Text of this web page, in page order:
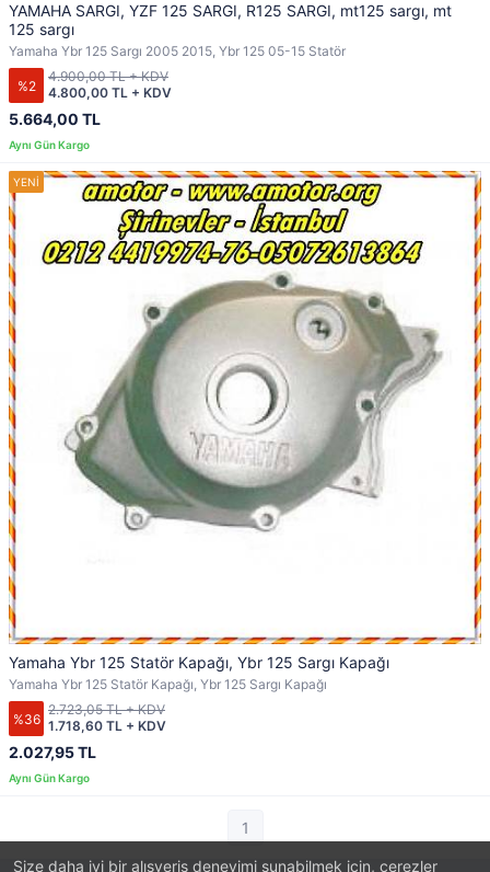
Size daha iyi bir alışveriş deneyimi sunabilmek için, çerezler
YAMAHA SARGI, YZF 125 SARGI, R125 SARGI, mt125 sargı, mt
125 sargı
Yamaha Ybr 125 Sargı 2005 2015, Ybr 125 05-15 Statör
%2
5.664,00 TL
4.800,00 TL + KDV
4.900,00 TL + KDV
Yamaha Ybr 125 Statör Kapağı, Ybr 125 Sargı Kapağı
Yamaha Ybr 125 Statör Kapağı, Ybr 125 Sargı Kapağı
%36
2.027,95 TL
1.718,60 TL + KDV
2.723,05 TL + KDV
1